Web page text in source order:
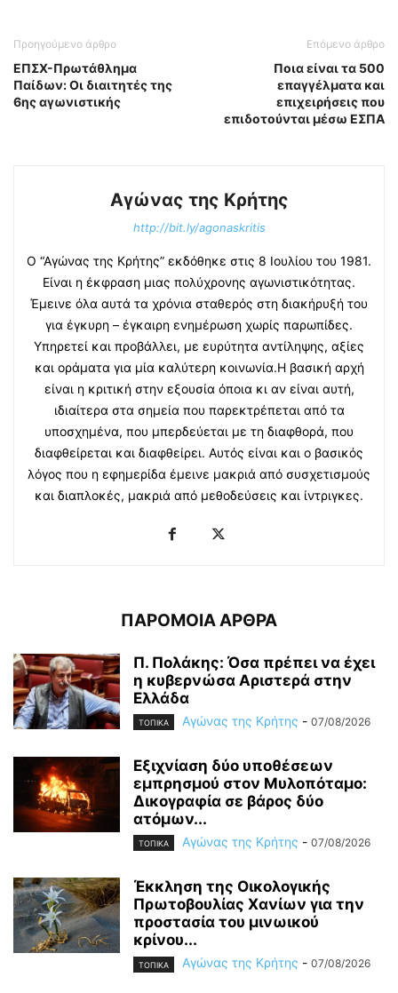
Προηγούμενο άρθρο
ΕΠΣΧ-Πρωτάθλημα
Παίδων: Οι διαιτητές της
6ης αγωνιστικής
Επόμενο άρθρο
Ποια είναι τα 500
επαγγέλματα και
επιχειρήσεις που
επιδοτούνται μέσω ΕΣΠΑ
Αγώνας της Κρήτης
http://bit.ly/agonaskritis
Ο “Αγώνας της Κρήτης” εκδόθηκε στις 8 Ιουλίου του 1981.
Είναι η έκφραση μιας πολύχρονης αγωνιστικότητας.
Έμεινε όλα αυτά τα χρόνια σταθερός στη διακήρυξή του
για έγκυρη – έγκαιρη ενημέρωση χωρίς παρωπίδες.
Υπηρετεί και προβάλλει, με ευρύτητα αντίληψης, αξίες
και οράματα για μία καλύτερη κοινωνία.Η βασική αρχή
είναι η κριτική στην εξουσία όποια κι αν είναι αυτή,
ιδιαίτερα στα σημεία που παρεκτρέπεται από τα
υποσχημένα, που μπερδεύεται με τη διαφθορά, που
διαφθείρεται και διαφθείρει. Αυτός είναι και ο βασικός
λόγος που η εφημερίδα έμεινε μακριά από συσχετισμούς
και διαπλοκές, μακριά από μεθοδεύσεις και ίντριγκες.
ΠΑΡΟΜΟΙΑ ΑΡΘΡΑ
Π. Πολάκης: Όσα πρέπει να έχει
η κυβερνώσα Αριστερά στην
Ελλάδα
ΤΟΠΙΚΑ Αγώνας της Κρήτης - 07/08/2026
Εξιχνίαση δύο υποθέσεων
εμπρησμού στον Μυλοπόταμο:
Δικογραφία σε βάρος δύο
ατόμων...
ΤΟΠΙΚΑ Αγώνας της Κρήτης - 07/08/2026
Έκκληση της Οικολογικής
Πρωτοβουλίας Χανίων για την
προστασία του μινωικού
κρίνου...
ΤΟΠΙΚΑ Αγώνας της Κρήτης - 07/08/2026